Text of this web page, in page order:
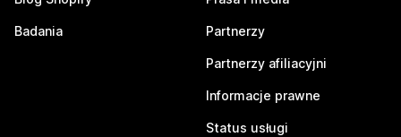
Badania Partnerzy
Partnerzy afiliacyjni
Informacje prawne
Status usługi